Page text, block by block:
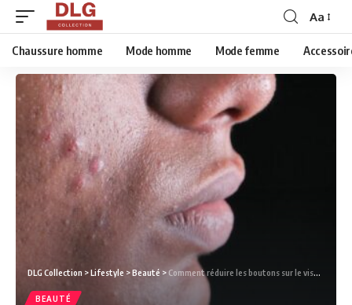
Aa
Chaussure homme Mode homme Mode femme
DLG Collection >Lifestyle >Beauté >Comment réduire les boutons sur le visage chez l’homme adulte ?
BEAUTÉ